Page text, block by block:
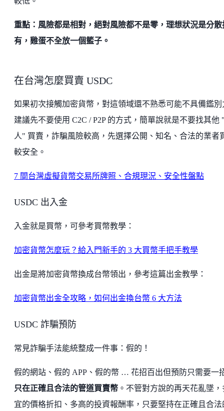
重點：風險都是相對，絕對風險都不是零，理想狀況是分散
有，雞蛋不全放一個籃子。
在台灣怎麼買賣 USDC
如果初次接觸加密貨幣，對這領域還不熟悉可能不具備鑑別
建議先不要使用 C2C / P2P 的方式，簡單說就是不要找其他
人" 買賣，詐騙風險較高，先選擇公開、知名、合法的業者
較安全。
7 間台灣虛擬貨幣交易所牌照、合規現況、安全性盤點
USDC 出入金
入金就是買幣，可參考買幣教學：
加密貨幣怎麼玩？給入門新手的 3 大買幣手把手教學
出金是將加密貨幣換成台幣領出，參考這篇出金教學：
加密貨幣出金全攻略，如何出金換台幣 6 大方法
USDC 詐騙預防
常見詐騙手法能統整成一件事：假的！
假的網站、假的 APP、假的幣 … 花招百出但預防只需要一
只在正確且合法的管道買賣幣 。不管對方說的再天花亂墜，
宜的價格折扣、多高的投資報酬率，只要堅持在正確且合法